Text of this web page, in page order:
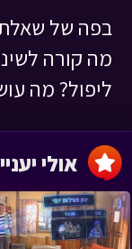
בפה של
מה קורה
ליפול? מה